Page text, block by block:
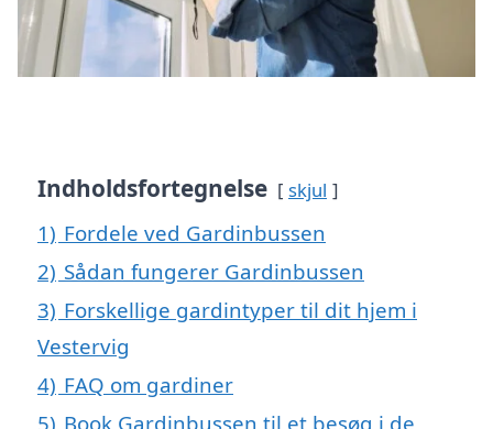
Indholdsfortegnelse skjul
1) Fordele ved Gardinbussen
2) Sådan fungerer Gardinbussen
3) Forskellige gardintyper til dit hjem i
Vestervig
4) FAQ om gardiner
5) Book Gardinbussen til et besøg i de